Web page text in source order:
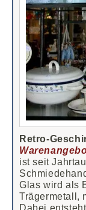
Retro-
ist seit
Glas wird als
Trägermetall,
Dabei